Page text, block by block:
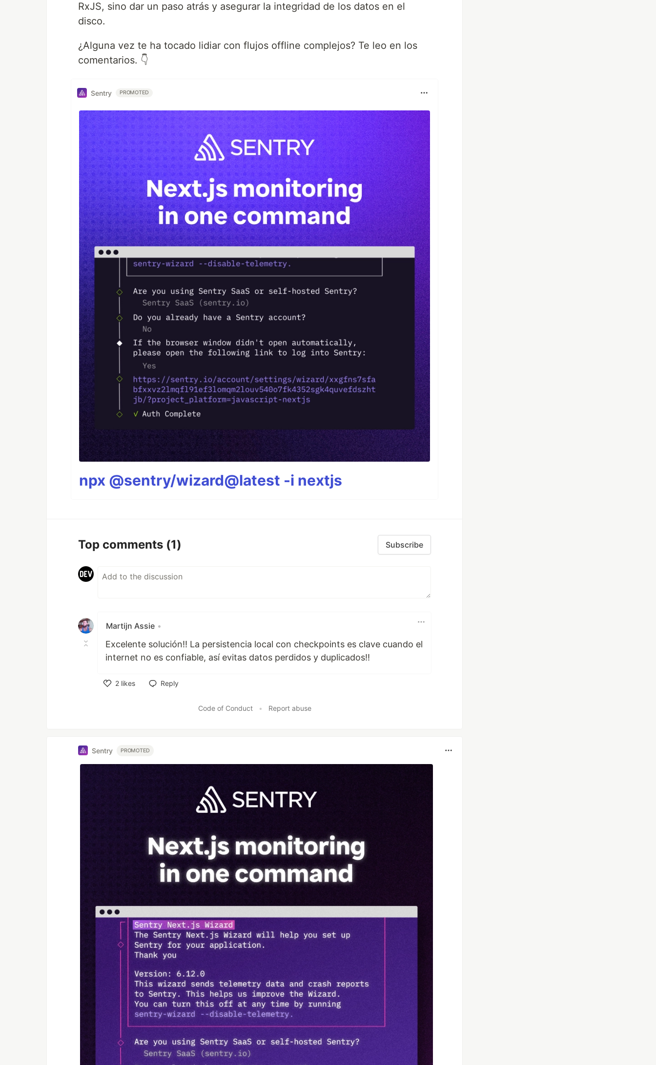
RxJS, sino dar un paso atrás y asegurar la integridad de los datos en el
disco.
¿Alguna vez te ha tocado lidiar con flujos offline complejos? Te leo en los
comentarios. 👇
Sentry PROMOTED
npx @sentry/wizard@latest -i nextjs
Top comments (1) Subscribe
Martijn Assie •
Excelente solución!! La persistencia local con checkpoints es clave cuando el
internet no es confiable, así evitas datos perdidos y duplicados!!
2 likes
Reply
Code of Conduct • Report abuse
Sentry PROMOTED